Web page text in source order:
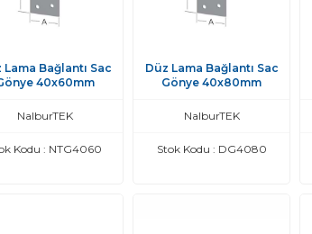
Lama Bağlantı Sac
40x60mm
NalburTEK
Kodu : NTG4060
Düz Lama Bağlantı Sac
Gönye 40x80mm
NalburTEK
Stok Kodu : DG4080